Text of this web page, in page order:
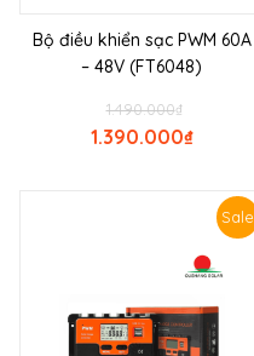
Bộ điều khiển sạc PWM 60A
– 48V (FT6048)
₫
1.490.000
₫
1.390.000
Sale